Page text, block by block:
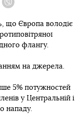
що Європа володіє
флангу.
на джерела.
5% потужностей
у Центральній і
нападу.